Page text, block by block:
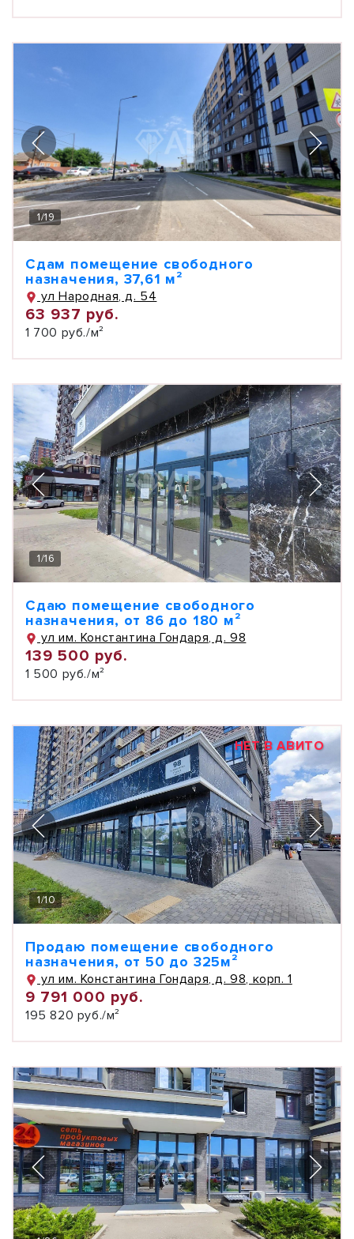
1/19
Сдам помещение свободного
назначения, 37,61 м²
ул Народная, д. 54
63 937 руб.
1 700 руб./м²
1/16
Сдаю помещение свободного
назначения, от 86 до 180 м²
ул им. Константина Гондаря, д. 98
139 500 руб.
1 500 руб./м²
НЕТ В АВИТО
1/10
Продаю помещение свободного
назначения, от 50 до 325м²
ул им. Константина Гондаря, д. 98, корп. 1
9 791 000 руб.
195 820 руб./м²